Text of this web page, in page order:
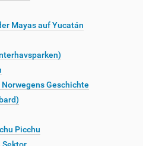
Mayas auf Yucatán
Geschichte
Picchu